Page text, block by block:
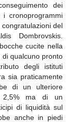
dei
cronoprogrammi
del
Dombrovskis.
cucite nella
qualcuno pronto
degli istituti
sia praticamente
di un ulteriore
2,5% ma di un
di liquidità sul
anche in piedi